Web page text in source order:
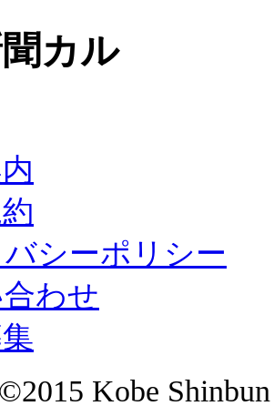
シーポリシー
わせ
Kobe